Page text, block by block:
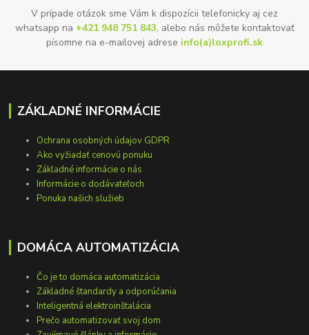
V prípade otázok sme Vám k dispozícii telefonicky aj cez
whatsapp na +421 948 751 843, alebo nás môžete kontaktovať
písomne na e-mailovej adrese info(a)loxprofi.sk
ZÁKLADNÉ INFORMÁCIE
Ochrana osobných údajov GDPR
Ako vyžiadať cenovú ponuku
Základné informácie o nás
Informácie o dodávateľoch
Ponuka našich služieb
DOMÁCA AUTOMATIZÁCIA
Čo je to domáca automatizácia
Základné štandardy a odporúčania
Inteligentná elektroinštalácia
Prečo automatizovať svoj dom